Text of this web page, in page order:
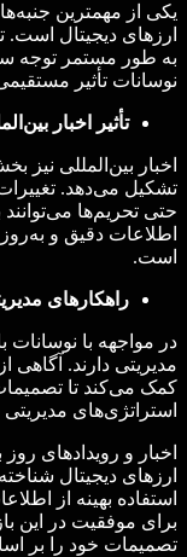
یکی از مهمترین
ارزهای دیجیتال است.
به طور مستمر توجه
نوسانات تأثیر
تأثیر اخبار
اخبار بین‌المللی نیز
تشکیل می‌دهد.
حتی تحریم‌ها می‌توانند
اطلاعات دقیق و به‌روز
است.
راهکارهای
در مواجهه با نوسانات
مدیریتی دارند. آگاهی
کمک می‌کند تا
استراتژی‌های
اخبار و رویدادهای
ارزهای دیجیتال
استفاده بهینه از
برای موفقیت در این
تصمیمات خود را بر